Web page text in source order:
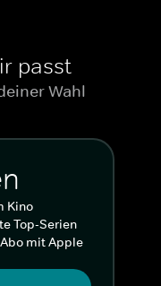
passt
Wahl
Kino
Top-Serien
mit Apple